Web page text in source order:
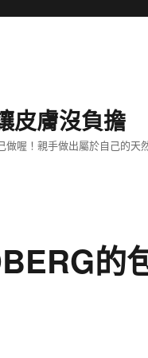
皮膚沒負擔
做喔！親手做出屬於自己的
的